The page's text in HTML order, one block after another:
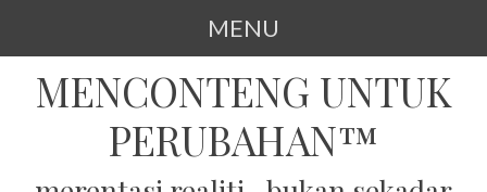
MENU
MENCONTENG UNTUK
PERUBAHAN™